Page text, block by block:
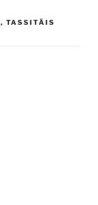
, TASSITÄIS